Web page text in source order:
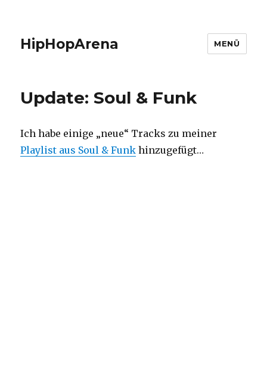
HipHopArena MENÜ
Update: Soul & Funk
Ich habe einige „neue“ Tracks zu meiner
Playlist aus Soul & Funk hinzugefügt…